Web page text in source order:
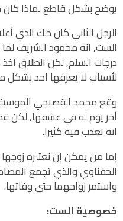
يوضح بشكل قاطع لماذا كان
الرجل الثاني كان ذلك الذي
الست, انه محمود الشريف
درجات السلم, لكن الطلاق
لأسباب لا يعرفها احد بشكل
وقع محمد القصبجي
أخر يوم له في عشقها, لكن
انه تعذب فيه كثيرا.
إما من يمكن إن نعتبره
الحفناوي والذي تجمع
واستمر زواجهما حتى وفاتها.
خصوصية الست: